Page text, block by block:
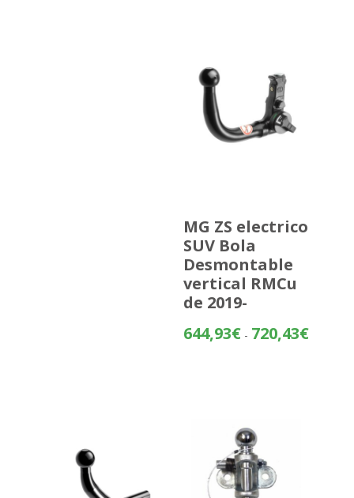
MG ZS electrico
SUV Bola
Desmontable
vertical RMCu
de 2019-
644,93€ - 720,43€Rango